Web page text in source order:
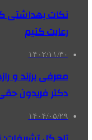
نکات بهداشتی
رعایت کنیم
۱۴۰۲/۱۱/۳۰
معرفی برزند و
دکتر فریدون
۱۴۰۴/۰۵/۲۹